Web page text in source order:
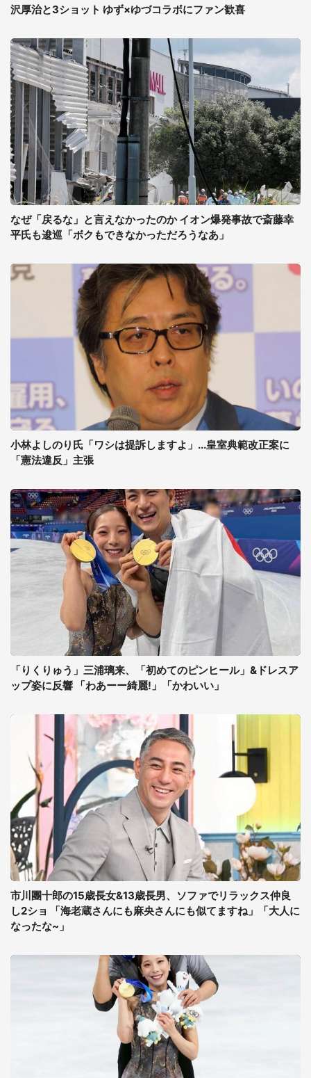
沢厚治と3ショット ゆず×ゆづコラボにファン歓喜
なぜ「戻るな」と言えなかったのか イオン爆発事故で斎藤幸
平氏も逡巡「ボクもできなかっただろうなあ」
小林よしのり氏「ワシは提訴しますよ」...皇室典範改正案に
「憲法違反」主張
「りくりゅう」三浦璃来、「初めてのピンヒール」&ドレスア
ップ姿に反響 「わあーー綺麗!」「かわいい」
市川團十郎の15歳長女&13歳長男、ソファでリラックス仲良
し2ショ 「海老蔵さんにも麻央さんにも似てますね」「大人に
なったな~」